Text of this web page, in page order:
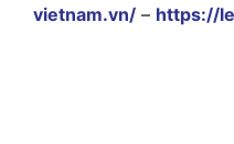
vietnam.vn/ – https://